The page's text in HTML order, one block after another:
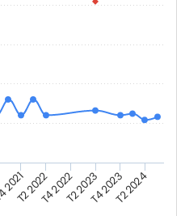
T2 2022T4 2022T2 2023T4 2023T2 2024